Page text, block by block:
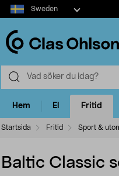
Select
market
Sweden
Hem El Fritid
Startsida Fritid Sport &
Baltic Classic